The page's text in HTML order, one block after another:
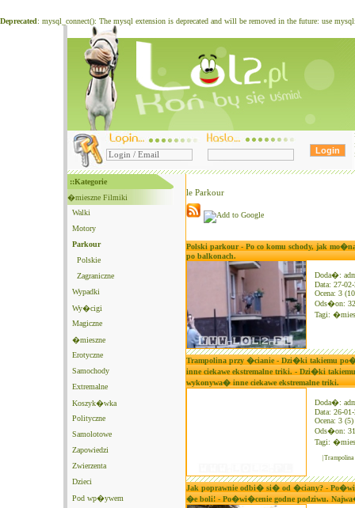
Deprecated: mysql_connect(): The mysql extension is deprecated and will be removed in the future: use
::Kategorie
�mieszne Filmiki
Walki
Motory
Parkour
Polskie
Zagraniczne
Wypadki
Wy�cigi
Magiczne
�mieszne
Erotyczne
Samochody
Extremalne
Koszyk�wka
Polityczne
Samolotowe
Zapowiedzi
Zwierzenta
Dzieci
Pod wp�ywem
le Parkour
Polski parkour - Po co komu schody, jak
po balkonach.
Doda�:
Data: 27-
Ocena: 3
Ods�on:
Tagi:
Trampolina przy �cianie - Dzi�ki takiemu
inne ciekawe ekstremalne triki. - Dzi�ki
wykonywa� inne ciekawe ekstremalne triki.
Doda�:
Data: 26-
Ocena: 3 (5)
Ods�on:
Tagi:
Jak poprawnie odbi� si� od �ciany? -
�e boli! - Po�wi�cenie godne podziwu.